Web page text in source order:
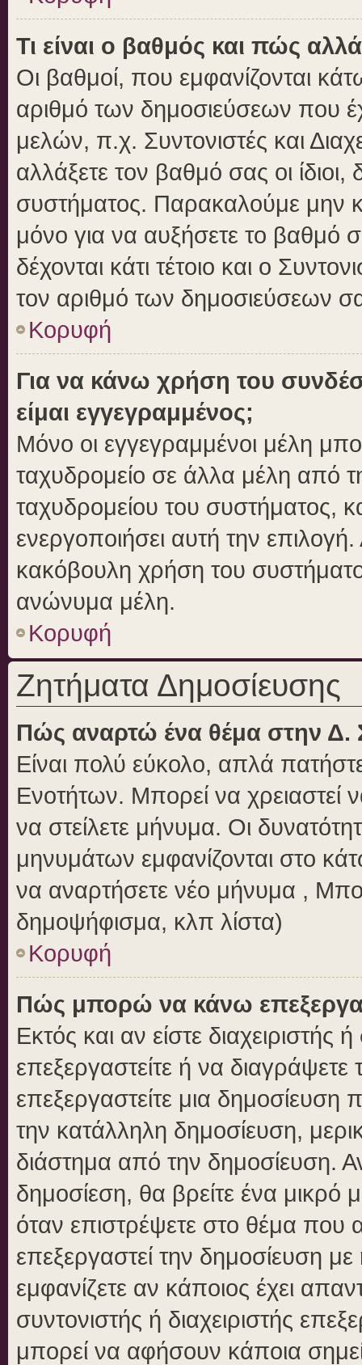
Τι είναι ο βαθμός και πώς
Οι βαθμοί, που εμφανίζονται
αριθμό των δημοσιεύσεων που
μελών, π.χ. Συντονιστές και
αλλάξετε τον βαθμό σας οι ίδιοι,
συστήματος. Παρακαλούμε μην
μόνο για να αυξήσετε το βαθμό
δέχονται κάτι τέτοιο και ο
τον αριθμό των δημοσιεύσεων
Κορυφή
Για να κάνω χρήση του
είμαι εγγεγραμμένος;
Μόνο οι εγγεγραμμένοι μέλη
ταχυδρομείο σε άλλα μέλη από
ταχυδρομείου του συστήματος,
ενεργοποιήσει αυτή την
κακόβουλη χρήση του
ανώνυμα μέλη.
Κορυφή
Ζητήματα Δημοσίευσης
Πώς αναρτώ ένα θέμα στην Δ.
Είναι πολύ εύκολο, απλά
Ενοτήτων. Μπορεί να χρειαστεί
να στείλετε μήνυμα. Οι
μηνυμάτων εμφανίζονται στο
να αναρτήσετε νέο μήνυμα ,
δημοψήφισμα, κλπ λίστα)
Κορυφή
Πώς μπορώ να κάνω
Εκτός και αν είστε διαχειριστής
επεξεργαστείτε ή να
επεξεργαστείτε μια δημοσίευση
την κατάλληλη δημοσίευση,
διάστημα από την δημοσίευση.
δημοσίεση, θα βρείτε ένα
όταν επιστρέψετε στο θέμα που
επεξεργαστεί την δημοσίευση
εμφανίζετε αν κάποιος έχει
συντονιστής ή διαχειριστής
μπορεί να αφήσουν κάποια